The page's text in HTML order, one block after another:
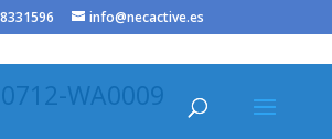
Divi */ info@necactive.es
WA0009